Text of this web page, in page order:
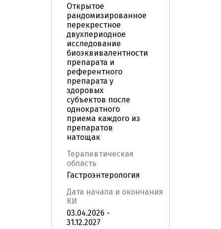
Открытое
рандомизированное
перекрестное
двухпериодное
исследование
биоэквивалентности
препарата и
референтного
препарата у
здоровых
субъектов после
однократного
приема каждого из
препаратов
натощак
Терапевтическая
область
Гастроэнтерология
Дата начала и окончания
КИ
03.04.2026 -
31.12.2027